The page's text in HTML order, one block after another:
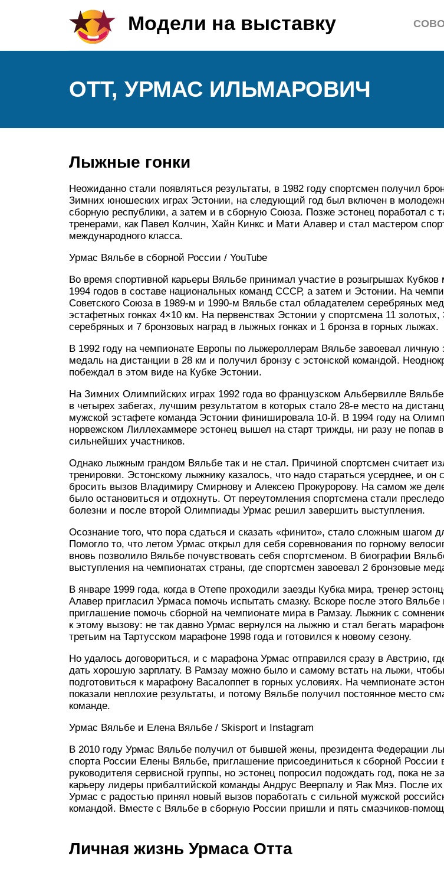
Модели на выставку
ОТТ, УРМАС ИЛЬМАРОВИЧ
Лыжные гонки
Неожиданно стали появляться результаты, в 1982 году спортсмен получил
Зимних юношеских играх Эстонии, на следующий год был включен в
сборную республики, а затем и в сборную Союза. Позже эстонец поработал с
тренерами, как Павел Колчин, Хайн Кинкс и Мати Алавер и стал мастером
международного класса.
Урмас Вяльбе в сборной России / YouTube
Во время спортивной карьеры Вяльбе принимал участие в розыгрышах Кубков
1994 годов в составе национальных команд СССР, а затем и Эстонии. На
Советского Союза в 1989-м и 1990-м Вяльбе стал обладателем серебряных
эстафетных гонках 4×10 км. На первенствах Эстонии у спортсмена 11 золотых,
серебряных и 7 бронзовых наград в лыжных гонках и 1 бронза в горных лыжах.
В 1992 году на чемпионате Европы по лыжероллерам Вяльбе завоевал личную
медаль на дистанции в 28 км и получил бронзу с эстонской командой.
побеждал в этом виде на Кубке Эстонии.
На Зимних Олимпийских играх 1992 года во французском Альбервилле Вяльбе
в четырех забегах, лучшим результатом в которых стало 28-е место на
мужской эстафете команда Эстонии финишировала 10-й. В 1994 году на
норвежском Лиллехаммере эстонец вышел на старт трижды, ни разу не попав
сильнейших участников.
Однако лыжным грандом Вяльбе так и не стал. Причиной спортсмен считает
тренировки. Эстонскому лыжнику казалось, что надо стараться усерднее, и он
бросить вызов Владимиру Смирнову и Алексею Прокуророву. На самом же
было остановиться и отдохнуть. От переутомления спортсмена стали
болезни и после второй Олимпиады Урмас решил завершить выступления.
Осознание того, что пора сдаться и сказать «финито», стало сложным шагом
Помогло то, что летом Урмас открыл для себя соревнования по горному
вновь позволило Вяльбе почувствовать себя спортсменом. В биографии
выступления на чемпионатах страны, где спортсмен завоевал 2 бронзовые
В январе 1999 года, когда в Отепе проходили заезды Кубка мира, тренер
Алавер пригласил Урмаса помочь испытать смазку. Вскоре после этого Вяльбе
приглашение помочь сборной на чемпионате мира в Рамзау. Лыжник с
к этому вызову: не так давно Урмас вернулся на лыжню и стал бегать
третьим на Тартусском марафоне 1998 года и готовился к новому сезону.
Но удалось договориться, и с марафона Урмас отправился сразу в Австрию,
дать хорошую зарплату. В Рамзау можно было и самому встать на лыжи, чтобы
подготовиться к марафону Васалоппет в горных условиях. На чемпионате
показали неплохие результаты, и потому Вяльбе получил постоянное место
команде.
Урмас Вяльбе и Елена Вяльбе / Skisport и Instagram
В 2010 году Урмас Вяльбе получил от бывшей жены, президента Федерации
спорта России Елены Вяльбе, приглашение присоединиться к сборной России
руководителя сервисной группы, но эстонец попросил подождать год, пока не
карьеру лидеры прибалтийской команды Андрус Веерпалу и Яак Мяэ. После
Урмас с радостью принял новый вызов поработать с сильной мужской
командой. Вместе с Вяльбе в сборную России пришли и пять смазчиков-
Личная жизнь Урмаса Отта